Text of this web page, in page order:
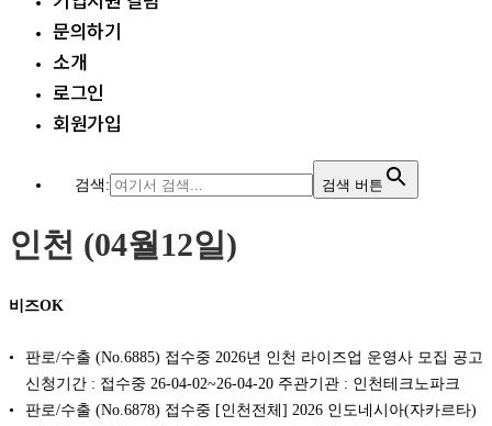
문의하기
소개
로그인
회원가입
검색: 검색 버튼
인천 (04월12일)
비즈OK
판로/수출 (No.6885) 접수중 2026년 인천 라이즈업 운영사 모집 공고
신청기간 : 접수중 26-04-02~26-04-20 주관기관 : 인천테크노파크
판로/수출 (No.6878) 접수중 [인천전체] 2026 인도네시아(자카르타)